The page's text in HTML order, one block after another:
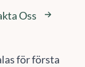
Oss
för första